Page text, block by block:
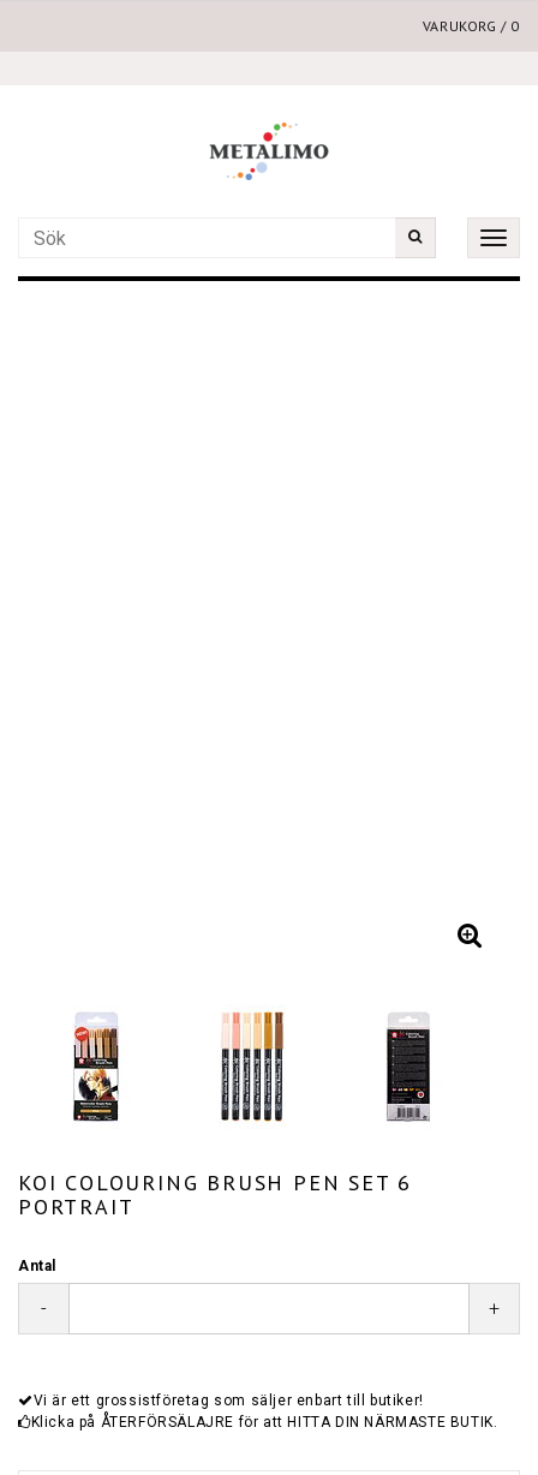
VARUKORG / 0
Toggle
KOI COLOURING BRUSH PEN SET 6
PORTRAIT
Antal
- +
Vi är ett grossistföretag som säljer enbart till butiker!
Klicka på ÅTERFÖRSÄLAJRE för att HITTA DIN NÄRMASTE BUTIK.